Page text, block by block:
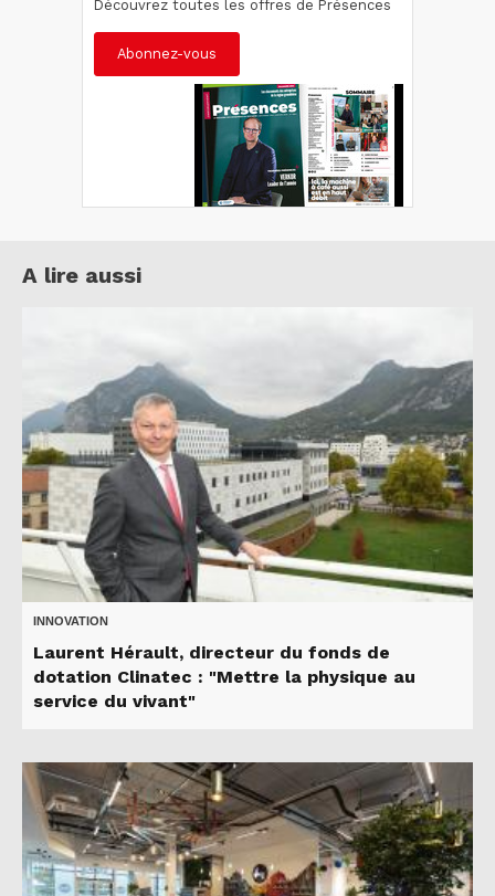
Découvrez toutes les offres de Présences
Abonnez-vous
A lire aussi
INNOVATION
Laurent Hérault, directeur du fonds de
dotation Clinatec : "Mettre la physique au
service du vivant"